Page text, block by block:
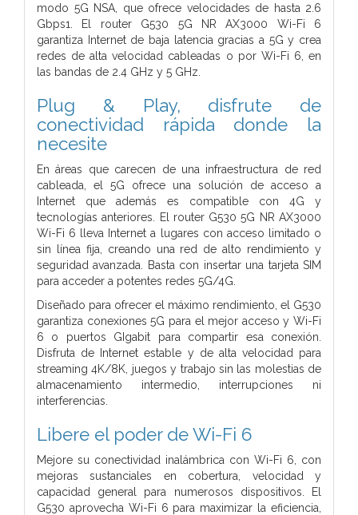
modo 5G NSA, que ofrece velocidades de hasta 2.6
Gbps1. El router G530 5G NR AX3000 Wi-Fi 6
garantiza Internet de baja latencia gracias a 5G y crea
redes de alta velocidad cableadas o por Wi-Fi 6, en
las bandas de 2.4 GHz y 5 GHz.
Plug & Play, disfrute de
conectividad rápida donde la
necesite
En áreas que carecen de una infraestructura de red
cableada, el 5G ofrece una solución de acceso a
Internet que además es compatible con 4G y
tecnologías anteriores. El router G530 5G NR AX3000
Wi-Fi 6 lleva Internet a lugares con acceso limitado o
sin línea fija, creando una red de alto rendimiento y
seguridad avanzada. Basta con insertar una tarjeta SIM
para acceder a potentes redes 5G/4G.
Diseñado para ofrecer el máximo rendimiento, el G530
garantiza conexiones 5G para el mejor acceso y Wi-Fi
6 o puertos GIgabit para compartir esa conexión.
Disfruta de Internet estable y de alta velocidad para
streaming 4K/8K, juegos y trabajo sin las molestias de
almacenamiento intermedio, interrupciones ni
interferencias.
Libere el poder de Wi-Fi 6
Mejore su conectividad inalámbrica con Wi-Fi 6, con
mejoras sustanciales en cobertura, velocidad y
capacidad general para numerosos dispositivos. El
G530 aprovecha Wi-Fi 6 para maximizar la eficiencia,